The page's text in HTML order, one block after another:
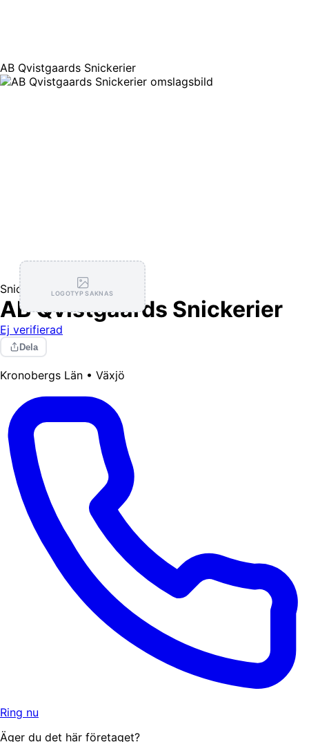
AB Qvistgaards Snickerier
LOGOTYP SAKNAS
Snickare
AB Qvistgaards Snickerier
Ej verifierad
Dela
Kronobergs Län • Växjö
Ring nu
Äger du det här företaget?